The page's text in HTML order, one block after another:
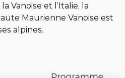
Vanoise et l’Italie, la
Maurienne Vanoise est
alpines.